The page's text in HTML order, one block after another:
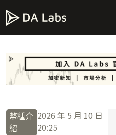
幣種介
紹
2026 年 5 月 10 日
20:25